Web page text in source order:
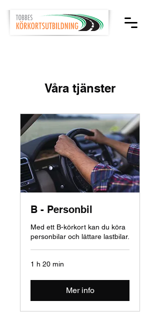
Våra tjänster
B - Personbil
Med ett B-körkort kan du köra
personbilar och lättare lastbilar.
1 h 20 min
Mer info